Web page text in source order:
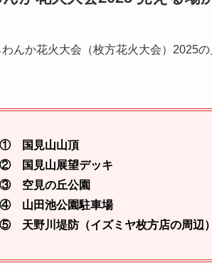
んか花火大会（枚方花火大会）2025
①
国見山山頂
②
国見山展望デッキ
③ 空見の丘公園
山田池公園駐車場
天野川堤防（イズミヤ枚方店の周辺）